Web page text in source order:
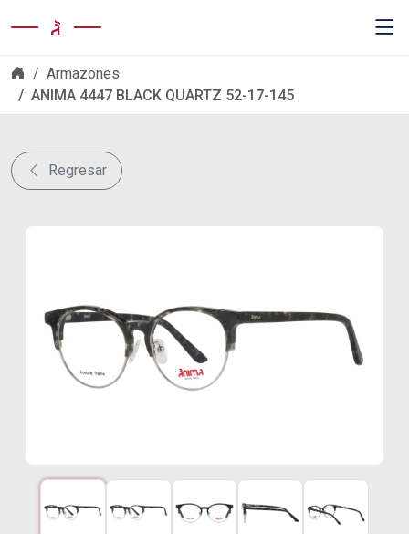
Armazones
ANIMA 4447 BLACK QUARTZ 52-17-145
Regresar